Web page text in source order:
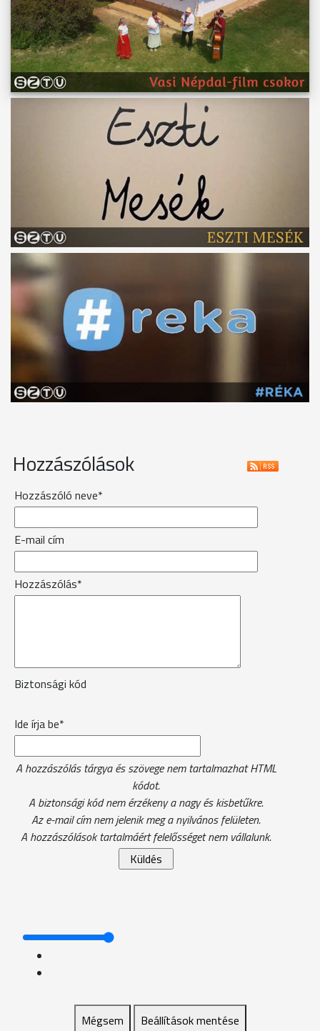
Hozzászólások
Hozzászóló neve*
E-mail cím
Hozzászólás*
Biztonsági kód
Ide írja be*
A hozzászólás tárgya és szövege nem tartalmazhat HTML
kódot.
A biztonsági kód nem érzékeny a nagy és kisbetűkre.
Az e-mail cím nem jelenik meg a nyilvános felületen.
A hozzászólások tartalmáért felelősséget nem vállalunk.
Mégsem Beállítások mentése